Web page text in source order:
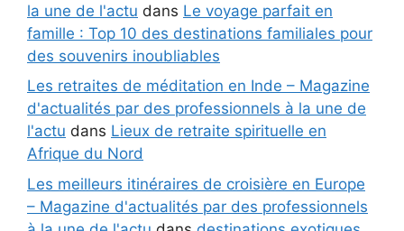
la une de l'actu dans Le voyage parfait en
famille : Top 10 des destinations familiales pour
des souvenirs inoubliables
Les retraites de méditation en Inde – Magazine
d'actualités par des professionnels à la une de
l'actu dans Lieux de retraite spirituelle en
Afrique du Nord
Les meilleurs itinéraires de croisière en Europe
– Magazine d'actualités par des professionnels